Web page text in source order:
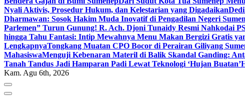
Nyali Aktivis, Prosedur Hukum, dan Kelestarian yang Digadaikan
Dharmawan: Sosok Hakim Muda Inovatif di Pengadilan Negeri
Parlemen” Turun Gunung! R. Ach. Djoni Tunaidy Resmi Nahkodai
hingga Tahu Fantasi: Intip Mewahnya Menu Makan Bergizi Gratis
LengkapnyaTongkang Muatan CPO Bocor di Perairan Giliyang
MahasiswaMenguji Kebenaran Materil di Balik Skandal Ganding:
Tanah Tandus Jadi Hamparan Padi Lewat Teknologi ‘Hujan Buatan’
Kam. Agu 6th, 2026